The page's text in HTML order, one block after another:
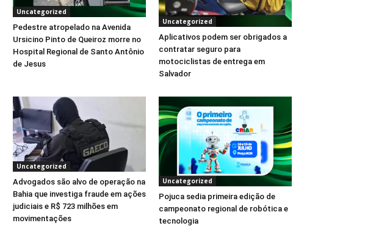
Uncategorized
Pedestre atropelado na Avenida
Ursicino Pinto de Queiroz morre no
Hospital Regional de Santo Antônio
de Jesus
Uncategorized
Aplicativos podem ser obrigados a
contratar seguro para
motociclistas de entrega em
Salvador
Uncategorized
Advogados são alvo de operação na
Bahia que investiga fraude em ações
judiciais e R$ 723 milhões em
movimentações
Uncategorized
Pojuca sedia primeira edição de
campeonato regional de robótica e
tecnologia